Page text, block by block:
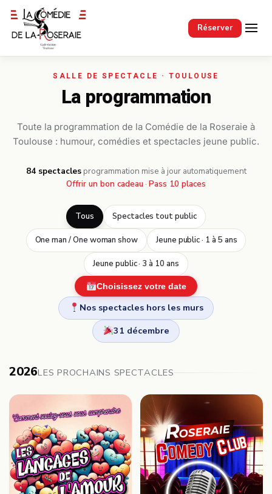
Réserver
Passer au contenu principal
La programmation
Toute la programmation de la Comédie de la Roseraie à
Toulouse : humour, comédies et spectacles jeune public.
84 spectacles· programmation mise à jour automatiquement
Offrir un bon cadeau · Pass 10 places
Tous Spectacles tout public
One man / One woman show Jeune public · 1 à 5 ans
Jeune public · 3 à 10 ans
Choisissez votre date
Nos spectacles hors les murs
31 décembre
2026LES PROCHAINS SPECTACLES